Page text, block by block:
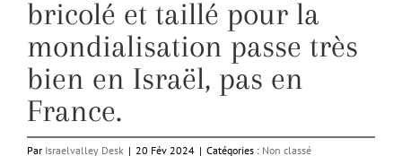
bricolé et taillé pour la
mondialisation passe très
bien en Israël, pas en
France.
Par Israelvalley Desk | 20 Fév 2024 | Catégories : Non classé